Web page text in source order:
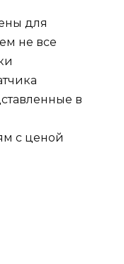
для
не все
в
с ценой